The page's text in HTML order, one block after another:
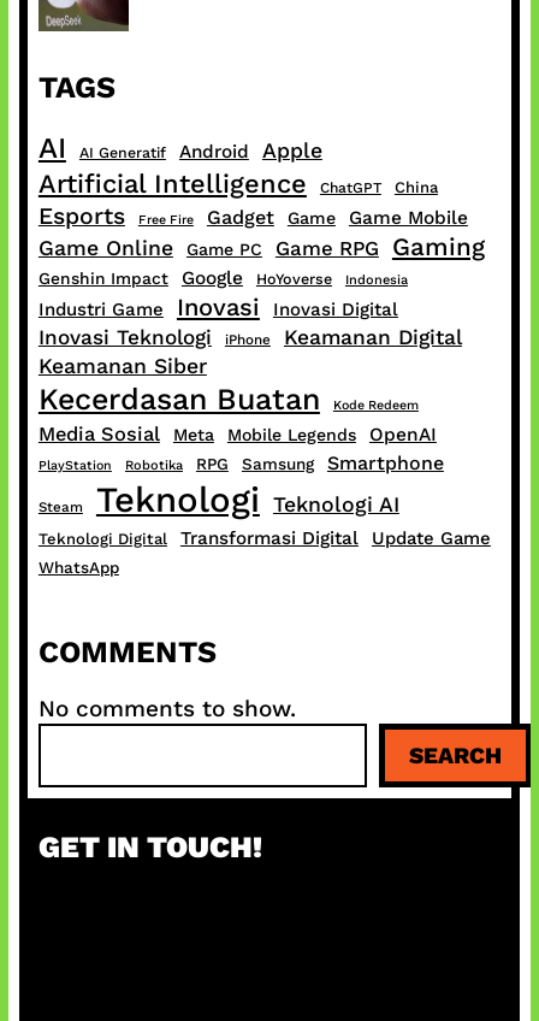
TAGS
AI AI Generatif Android Apple
Artificial Intelligence ChatGPT China
Esports Free Fire Gadget Game Game Mobile
Game Online Game PC Game RPG Gaming
Genshin Impact Google HoYoverse Indonesia
Industri Game Inovasi Inovasi Digital
Inovasi Teknologi iPhone
Keamanan Digital
Keamanan Siber
Kecerdasan Buatan Kode Redeem
Media Sosial Meta Mobile Legends OpenAI
PlayStation Robotika RPG Samsung Smartphone
Steam Teknologi Teknologi AI
Teknologi Digital Transformasi Digital Update Game
WhatsApp
COMMENTS
No comments to show.
a
c
SEARCH
GET IN TOUCH!